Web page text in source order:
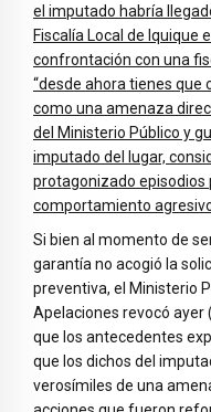
el imputado habría
Fiscalía Local de Iquique
confrontación con una
“desde ahora tienes que
como una amenaza
del Ministerio Público y
imputado del lugar,
protagonizado
comportamiento
Si bien al momento de
garantía no acogió la
preventiva, el Ministerio
Apelaciones revocó ayer
que los antecedentes
que los dichos del
verosímiles de una